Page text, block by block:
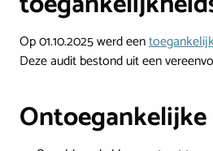
Op 01.10.2025 werd een
Deze audit bestond uit een